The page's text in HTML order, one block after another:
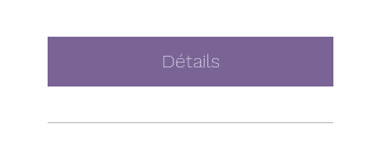
Détails